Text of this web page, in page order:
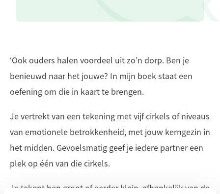
‘Ook ouders halen voordeel uit zo’n dorp. Ben je
benieuwd naar het jouwe? In mijn boek staat een
oefening om die in kaart te brengen.
Je vertrekt van een tekening met vijf cirkels of niveaus
van emotionele betrokkenheid, met jouw kerngezin in
het midden. Gevoelsmatig geef je iedere partner een
plek op één van die cirkels.
Je tekent hen groot of eerder klein, afhankelijk van de